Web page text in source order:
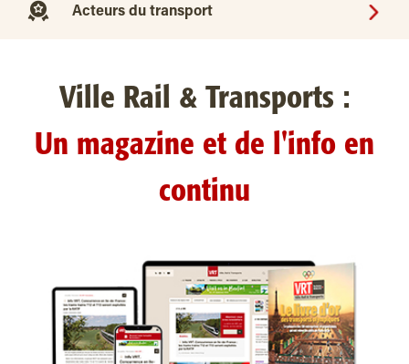
Acteurs du transport
Ville Rail & Transports :
Un magazine et de l'info en
continu